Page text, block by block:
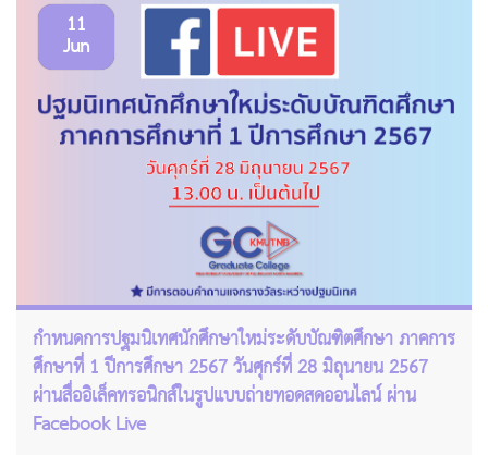
11
Jun
กำหนดการปฐมนิเทศนักศึกษาใหม่ระดับบัณฑิตศึกษา ภาคการ
ศึกษาที่ 1 ปีการศึกษา 2567 วันศุกร์ที่ 28 มิถุนายน 2567
ผ่านสื่ออิเล็คทรอนิกส์ในรูปแบบถ่ายทอดสดออนไลน์ ผ่าน
Facebook Live